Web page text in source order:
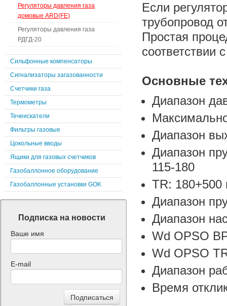
Если
трубопровод
Простая
соответствии
Основные
Диапазон
Диапазон
Диапазон
115-180
TR: 180+500
Диапазон
Диапазон
Wd OPSO
Wd OPSO
Диапазон
Время
Регуляторы давления газа
домовые ARD(FE)
Регуляторы давления газа
РДГД-20
Сильфонные компенсаторы
Сигнализаторы загазованности
Счетчики газа
Термометры
Течеискатели
Фильтры газовые
Цокольные вводы
Ящики для газовых счетчиков
Газобаллонное оборудование
Газобаллонные установки GOK
Подписка на новости
Ваше имя
E-mail